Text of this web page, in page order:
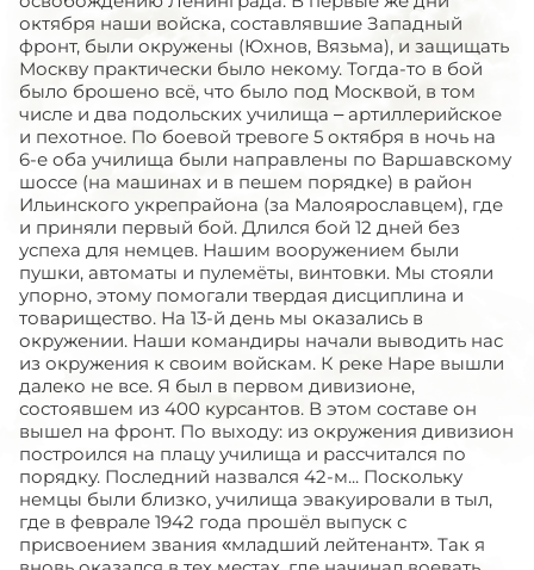
октября наши войска, составлявшие Западный
фронт, были окружены (Юхнов, Вязьма), и защищать
Москву практически было некому. Тогда-то в бой
было брошено всё, что было под Москвой, в том
числе и два подольских училища – артиллерийское
и пехотное. По боевой тревоге 5 октября в ночь на
6-е оба училища были направлены по Варшавскому
шоссе (на машинах и в пешем порядке) в район
Ильинского укрепрайона (за Малоярославцем), где
и приняли первый бой. Длился бой 12 дней без
успеха для немцев. Нашим вооружением были
пушки, автоматы и пулемёты, винтовки. Мы стояли
упорно, этому помогали твердая дисциплина и
товарищество. На 13-й день мы оказались в
окружении. Наши командиры начали выводить нас
из окружения к своим войскам. К реке Наре вышли
далеко не все. Я был в первом дивизионе,
состоявшем из 400 курсантов. В этом составе он
вышел на фронт. По выходу: из окружения дивизион
построился на плацу училища и рассчитался по
порядку. Последний назвался 42-м... Поскольку
немцы были близко, училища эвакуировали в тыл,
где в феврале 1942 года прошёл выпуск с
присвоением звания «младший лейтенант». Так я